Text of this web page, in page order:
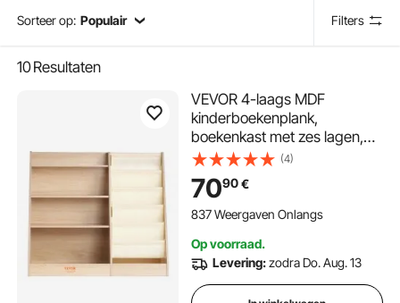
Sorteer op: Populair Filters
10Resultaten
VEVOR 4-laags MDF
kinderboekenplank,
boekenkast met zes lagen,
opbergplank voor baby's,
boeken- en speelgoedkast,
voor kinderkamers,
speelkamers en
(4)
7090€
837 Weergaven Onlangs
Op voorraad.
Levering:zodra Do. Aug. 13